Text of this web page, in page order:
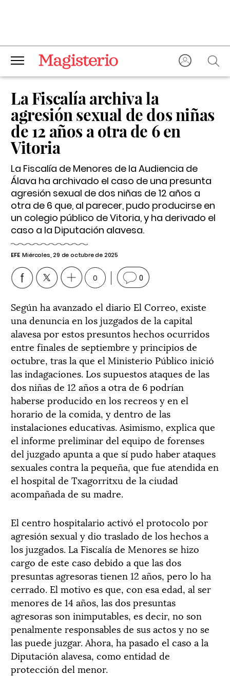
La Fiscalía archiva la
agresión sexual de dos niñas
de 12 años a otra de 6 en
Vitoria
La Fiscalía de Menores de la Audiencia de
Álava ha archivado el caso de una presunta
agresión sexual de dos niñas de 12 años a
otra de 6 que, al parecer, pudo producirse en
un colegio público de Vitoria, y ha derivado el
caso a la Diputación alavesa.
EFE Miércoles, 29 de octubre de 2025
0 0
Según ha avanzado el diario El Correo, existe
una denuncia en los juzgados de la capital
alavesa por estos presuntos hechos ocurridos
entre finales de septiembre y principios de
octubre, tras la que el Ministerio Público inició
las indagaciones. Los supuestos ataques de las
dos niñas de 12 años a otra de 6 podrían
haberse producido en los recreos y en el
horario de la comida, y dentro de las
instalaciones educativas. Asimismo, explica que
el informe preliminar del equipo de forenses
del juzgado apunta a que sí pudo haber ataques
sexuales contra la pequeña, que fue atendida en
el hospital de Txagorritxu de la ciudad
acompañada de su madre.
El centro hospitalario activó el protocolo por
agresión sexual y dio traslado de los hechos a
los juzgados. La Fiscalía de Menores se hizo
cargo de este caso debido a que las dos
presuntas agresoras tienen 12 años, pero lo ha
cerrado. El motivo es que, con esa edad, al ser
menores de 14 años, las dos presuntas
agresoras son inimputables, es decir, no son
penalmente responsables de sus actos y no se
las puede juzgar. Ahora, ha pasado el caso a la
Diputación alavesa, como entidad de
protección del menor.